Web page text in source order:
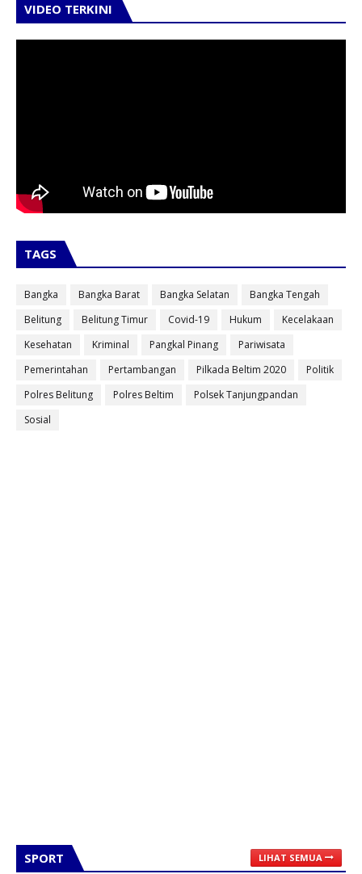
VIDEO TERKINI
TAGS
Bangka Bangka Barat Bangka Selatan
Bangka Tengah
Belitung
Belitung Timur Covid-19 Hukum
Kecelakaan
Kesehatan
Kriminal Pangkal Pinang
Pariwisata
Pemerintahan
Pertambangan Pilkada Beltim 2020
Politik
Polres Belitung
Polres Beltim
Polsek Tanjungpandan
Sosial
SPORT LIHAT SEMUA